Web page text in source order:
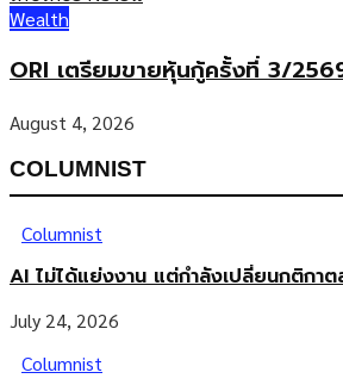
Wealth
ORI เตรียมขายหุ้นกู้ครั้งที่ 3/
August 4, 2026
COLUMNIST
Columnist
AI ไม่ได้แย่งงาน แต่กำลังเปลี่ยนกติกา
July 24, 2026
Columnist